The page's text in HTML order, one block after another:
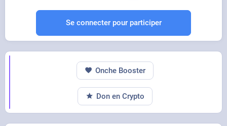
Se connecter pour participer
Onche Booster
Don en Crypto